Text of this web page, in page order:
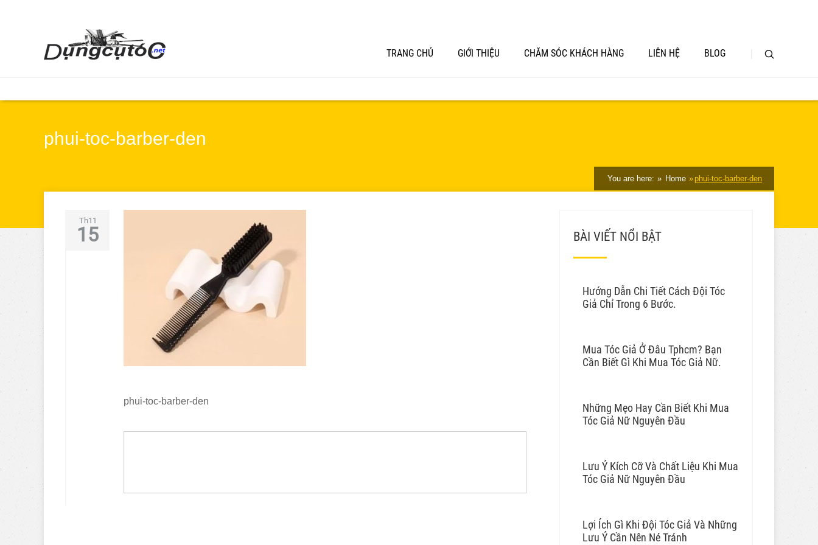
TRANG CHỦ GIỚI THIỆU CHĂM SÓC KHÁCH HÀNG LIÊN HỆ BLOG
phui-toc-barber-den
You are here: Home phui-toc-barber-den
Th11
15
phui-toc-barber-den
BÀI VIẾT NỔI BẬT
Hướng Dẫn Chi Tiết Cách Đội Tóc
Giả Chỉ Trong 6 Bước.
Mua Tóc Giả Ở Đâu Tphcm? Bạn
Cần Biết Gì Khi Mua Tóc Giả Nữ.
Những Mẹo Hay Cần Biết Khi Mua
Tóc Giả Nữ Nguyên Đầu
Lưu Ý Kích Cỡ Và Chất Liệu Khi Mua
Tóc Giả Nữ Nguyên Đầu
Lợi Ích Gì Khi Đội Tóc Giả Và Những
Lưu Ý Cần Nên Né Tránh